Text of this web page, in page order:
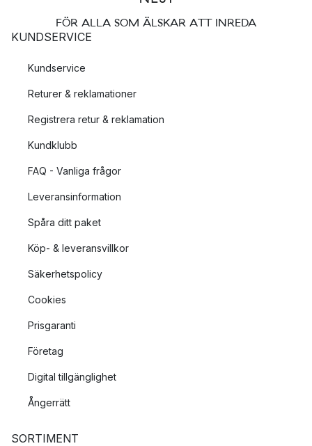
FÖR ALLA SOM ÄLSKAR ATT INREDA
KUNDSERVICE
Kundservice
Returer & reklamationer
Registrera retur & reklamation
Kundklubb
FAQ - Vanliga frågor
Leveransinformation
Spåra ditt paket
Köp- & leveransvillkor
Säkerhetspolicy
Cookies
Prisgaranti
Företag
Digital tillgänglighet
Ångerrätt
SORTIMENT